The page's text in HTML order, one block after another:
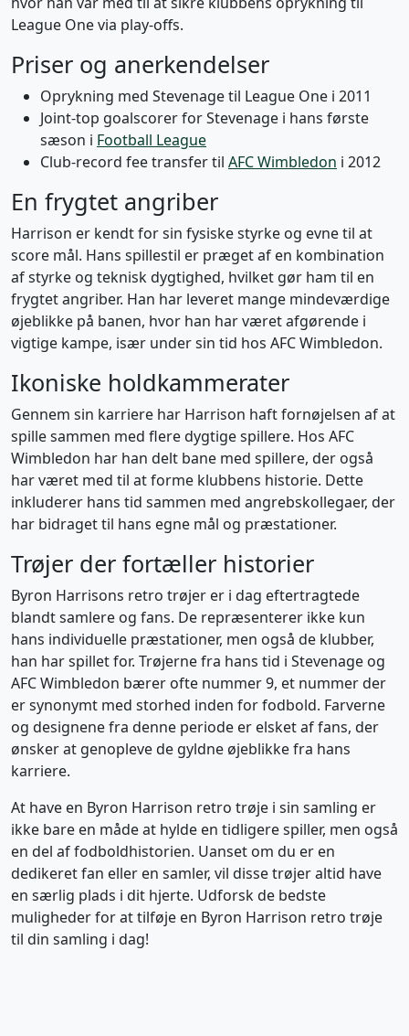
League One via play-offs.
Priser og anerkendelser
Oprykning med Stevenage til League One i 2011
Joint-top goalscorer for Stevenage i hans første
sæson i Football League
Club-record fee transfer til AFC Wimbledon i 2012
En frygtet angriber
Harrison er kendt for sin fysiske styrke og evne til at
score mål. Hans spillestil er præget af en kombination
af styrke og teknisk dygtighed, hvilket gør ham til en
frygtet angriber. Han har leveret mange mindeværdige
øjeblikke på banen, hvor han har været afgørende i
vigtige kampe, især under sin tid hos AFC Wimbledon.
Ikoniske holdkammerater
Gennem sin karriere har Harrison haft fornøjelsen af at
spille sammen med flere dygtige spillere. Hos AFC
Wimbledon har han delt bane med spillere, der også
har været med til at forme klubbens historie. Dette
inkluderer hans tid sammen med angrebskollegaer, der
har bidraget til hans egne mål og præstationer.
Trøjer der fortæller historier
Byron Harrisons retro trøjer er i dag eftertragtede
blandt samlere og fans. De repræsenterer ikke kun
hans individuelle præstationer, men også de klubber,
han har spillet for. Trøjerne fra hans tid i Stevenage og
AFC Wimbledon bærer ofte nummer 9, et nummer der
er synonymt med storhed inden for fodbold. Farverne
og designene fra denne periode er elsket af fans, der
ønsker at genopleve de gyldne øjeblikke fra hans
karriere.
At have en Byron Harrison retro trøje i sin samling er
ikke bare en måde at hylde en tidligere spiller, men også
en del af fodboldhistorien. Uanset om du er en
dedikeret fan eller en samler, vil disse trøjer altid have
en særlig plads i dit hjerte. Udforsk de bedste
muligheder for at tilføje en Byron Harrison retro trøje
til din samling i dag!